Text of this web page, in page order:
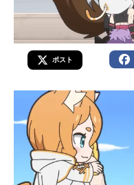
ポスト